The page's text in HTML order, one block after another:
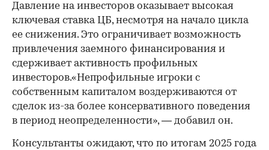
Давление на инвесторов оказывает высокая
ключевая ставка ЦБ, несмотря на начало цикла
ее снижения. Это ограничивает возможность
привлечения заемного финансирования и
сдерживает активность профильных
инвесторов.«Непрофильные игроки с
собственным капиталом воздерживаются от
сделок из-за более консервативного поведения
в период неопределенности», — добавил он.
Консультанты ожидают, что по итогам 2025 года